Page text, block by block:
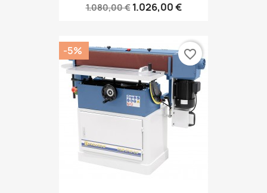
1.080,00 € 1.026,00 €
-5% favorite_border